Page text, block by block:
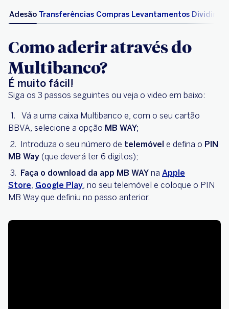
Adesão Transferências Compras Levantamentos Dividir a
Como aderir através do
Multibanco?
É muito fácil!
Siga os 3 passos seguintes ou veja o video em baixo:
Vá a uma caixa Multibanco e, com o seu cartão
BBVA, selecione a opção MB WAY;
Introduza o seu número de telemóvel e defina o PIN
MB Way (que deverá ter 6 digitos);
Faça o download da app MB WAY na Apple
Store, Google Play, no seu telemóvel e coloque o PIN
MB Way que definiu no passo anterior.